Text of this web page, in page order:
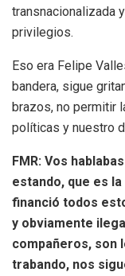
transnacionalizada
privilegios.
Eso era Felipe
bandera, sigue
brazos, no permitir
políticas y nuestro
FMR: Vos
estando, que es
financió todos
y obviamente
compañeros, son
trabando, nos